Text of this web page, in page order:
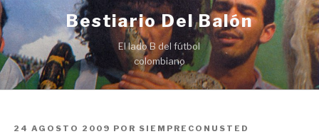
Ir
al
contenido
Bestiario Del Balón
El lado B del fútbol
colombiano
PUBLICADO
24 AGOSTO 2009 POR SIEMPRECONUSTED